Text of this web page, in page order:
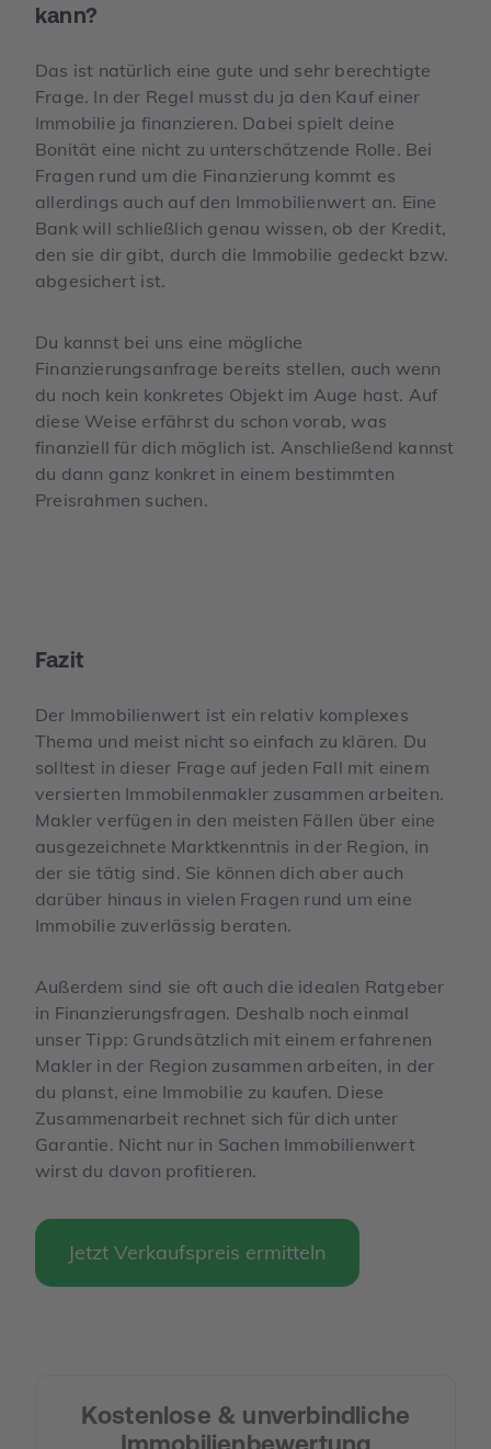
kann?
Das ist natürlich eine gute und sehr berechtigte
Frage. In der Regel musst du ja den Kauf einer
Immobilie ja finanzieren. Dabei spielt deine
Bonität eine nicht zu unterschätzende Rolle. Bei
Fragen rund um die Finanzierung kommt es
allerdings auch auf den Immobilienwert an. Eine
Bank will schließlich genau wissen, ob der Kredit,
den sie dir gibt, durch die Immobilie gedeckt bzw.
abgesichert ist.
Du kannst bei uns eine mögliche
Finanzierungsanfrage bereits stellen, auch wenn
du noch kein konkretes Objekt im Auge hast. Auf
diese Weise erfährst du schon vorab, was
finanziell für dich möglich ist. Anschließend kannst
du dann ganz konkret in einem bestimmten
Preisrahmen suchen.
Fazit
Der Immobilienwert ist ein relativ komplexes
Thema und meist nicht so einfach zu klären. Du
solltest in dieser Frage auf jeden Fall mit einem
versierten Immobilenmakler zusammen arbeiten.
Makler verfügen in den meisten Fällen über eine
ausgezeichnete Marktkenntnis in der Region, in
der sie tätig sind. Sie können dich aber auch
darüber hinaus in vielen Fragen rund um eine
Immobilie zuverlässig beraten.
Außerdem sind sie oft auch die idealen Ratgeber
in Finanzierungsfragen. Deshalb noch einmal
unser Tipp: Grundsätzlich mit einem erfahrenen
Makler in der Region zusammen arbeiten, in der
du planst, eine Immobilie zu kaufen. Diese
Zusammenarbeit rechnet sich für dich unter
Garantie. Nicht nur in Sachen Immobilienwert
wirst du davon profitieren.
Jetzt Verkaufspreis ermitteln
Kostenlose & unverbindliche